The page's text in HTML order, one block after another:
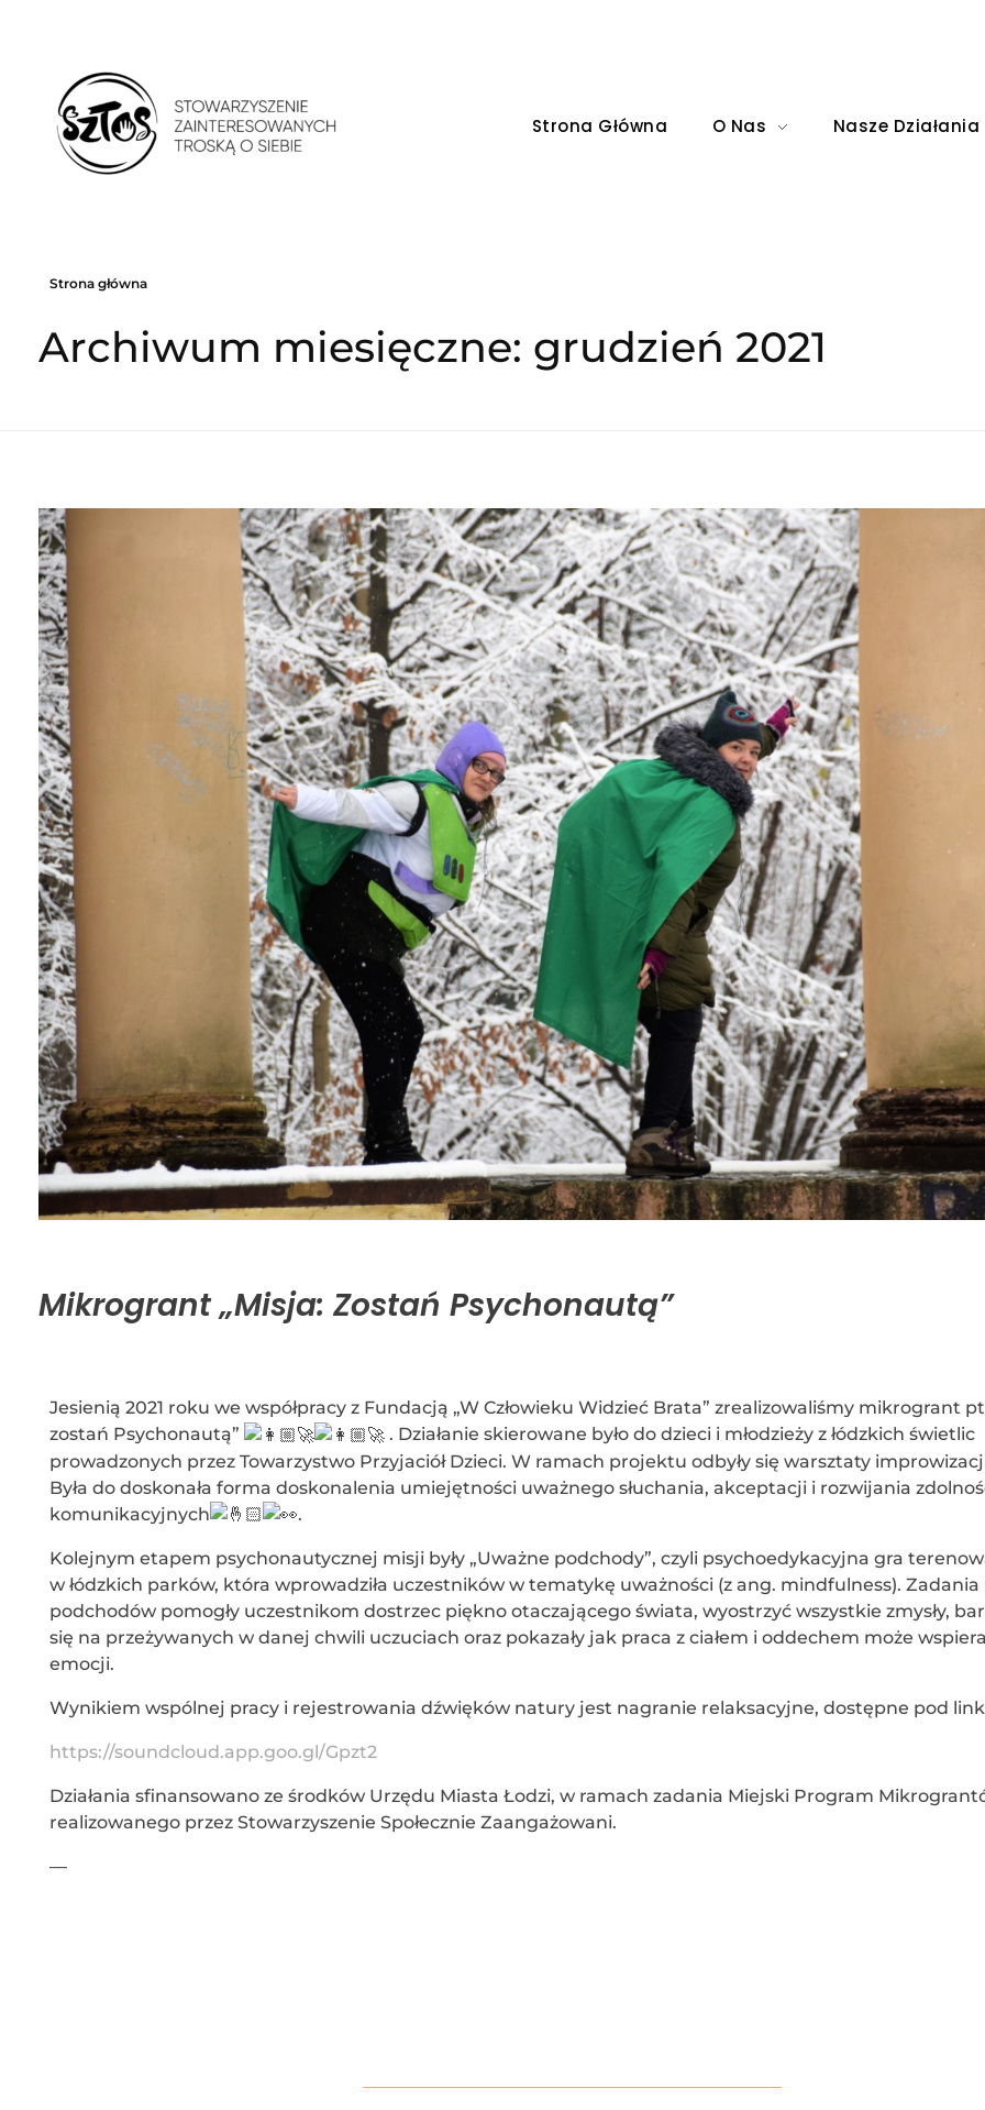
Strona Główna O Nas Nasze Działania
Strona główna
Archiwum miesięczne: grudzień 2021
Mikrogrant „Misja: Zostań Psychonautą”
Jesienią 2021 roku we współpracy z Fundacją „W Człowieku Widzieć Brata” zrealizowaliśmy mikrogrant
zostań Psychonautą”
. Działanie skierowane było do dzieci i młodzieży z łódzkich świetlic
prowadzonych przez Towarzystwo Przyjaciół Dzieci. W ramach projektu odbyły się warsztaty
Była do doskonała forma doskonalenia umiejętności uważnego słuchania, akceptacji i rozwijania
komunikacyjnych
.
Kolejnym etapem psychonautycznej misji były „Uważne podchody”, czyli psychoedykacyjna gra
w łódzkich parków, która wprowadziła uczestników w tematykę uważności (z ang. mindfulness). Zadania
podchodów pomogły uczestnikom dostrzec piękno otaczającego świata, wyostrzyć wszystkie zmysły,
się na przeżywanych w danej chwili uczuciach oraz pokazały jak praca z ciałem i oddechem może
emocji.
Wynikiem wspólnej pracy i rejestrowania dźwięków natury jest nagranie relaksacyjne, dostępne pod
https://soundcloud.app.goo.gl/Gpzt2
Działania sfinansowano ze środków Urzędu Miasta Łodzi, w ramach zadania Miejski Program
realizowanego przez Stowarzyszenie Społecznie Zaangażowani.
—